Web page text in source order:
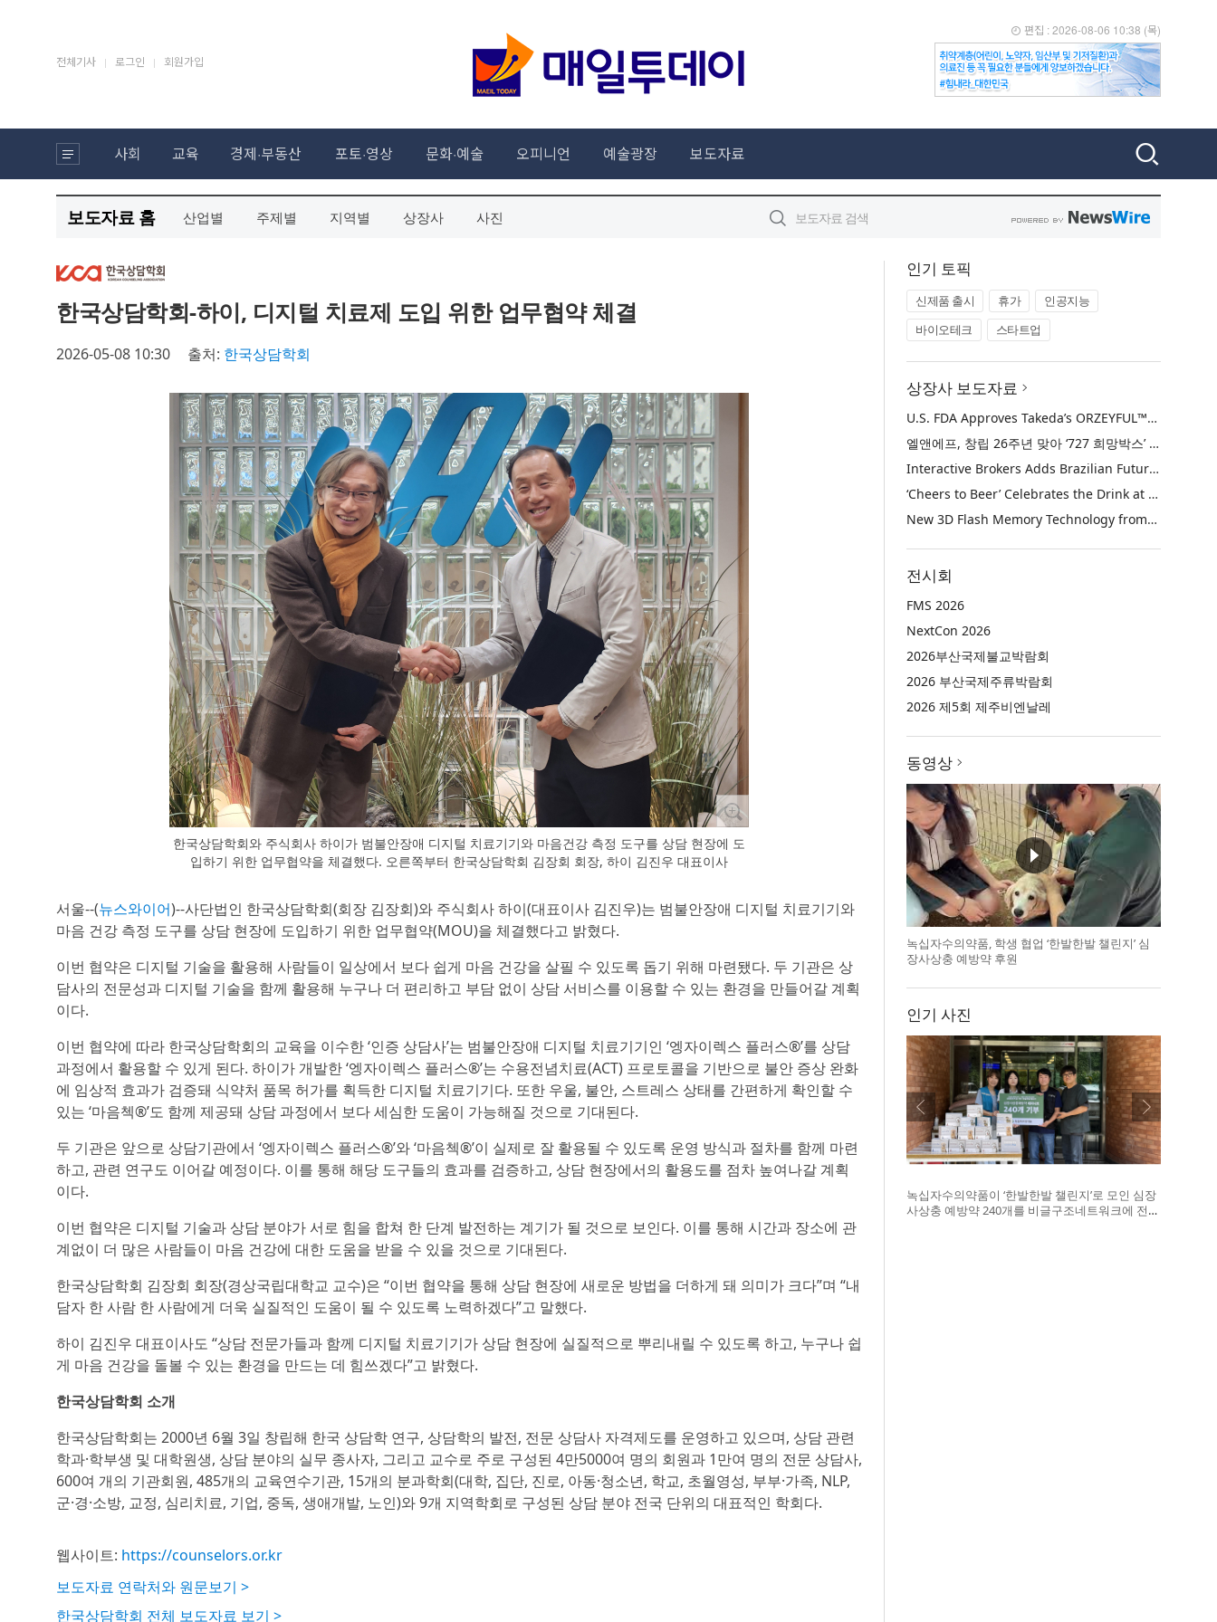
보도자료 홈 산업별 주제별 지역별 상장사 사진
한국상담학회-하이, 디지털 치료제 도입 위한 업무협약 체결
2026-05-08 10:30 출처: 한국상담학회
한국상담학회와 주식회사 하이가 범불안장애 디지털 치료기기와 마음건강 측정 도구를 상담 현장에 도
입하기 위한 업무협약을 체결했다. 오른쪽부터 한국상담학회 김장회 회장, 하이 김진우 대표이사
서울--(뉴스와이어)--사단법인 한국상담학회(회장 김장회)와 주식회사 하이(대표이사 김진우)는 범불안장애 디지털 치료기기와
마음 건강 측정 도구를 상담 현장에 도입하기 위한 업무협약(MOU)을 체결했다고 밝혔다.
이번 협약은 디지털 기술을 활용해 사람들이 일상에서 보다 쉽게 마음 건강을 살필 수 있도록 돕기 위해 마련됐다. 두 기관은 상
담사의 전문성과 디지털 기술을 함께 활용해 누구나 더 편리하고 부담 없이 상담 서비스를 이용할 수 있는 환경을 만들어갈 계획
이다.
이번 협약에 따라 한국상담학회의 교육을 이수한 ‘인증 상담사’는 범불안장애 디지털 치료기기인 ‘엥자이렉스 플러스®’를 상담
과정에서 활용할 수 있게 된다. 하이가 개발한 ‘엥자이렉스 플러스®’는 수용전념치료(ACT) 프로토콜을 기반으로 불안 증상 완화
에 임상적 효과가 검증돼 식약처 품목 허가를 획득한 디지털 치료기기다. 또한 우울, 불안, 스트레스 상태를 간편하게 확인할 수
있는 ‘마음첵®’도 함께 제공돼 상담 과정에서 보다 세심한 도움이 가능해질 것으로 기대된다.
두 기관은 앞으로 상담기관에서 ‘엥자이렉스 플러스®’와 ‘마음첵®’이 실제로 잘 활용될 수 있도록 운영 방식과 절차를 함께 마련
하고, 관련 연구도 이어갈 예정이다. 이를 통해 해당 도구들의 효과를 검증하고, 상담 현장에서의 활용도를 점차 높여나갈 계획
이다.
이번 협약은 디지털 기술과 상담 분야가 서로 힘을 합쳐 한 단계 발전하는 계기가 될 것으로 보인다. 이를 통해 시간과 장소에 관
계없이 더 많은 사람들이 마음 건강에 대한 도움을 받을 수 있을 것으로 기대된다.
한국상담학회 김장회 회장(경상국립대학교 교수)은 “이번 협약을 통해 상담 현장에 새로운 방법을 더하게 돼 의미가 크다”며 “내
담자 한 사람 한 사람에게 더욱 실질적인 도움이 될 수 있도록 노력하겠다”고 말했다.
하이 김진우 대표이사도 “상담 전문가들과 함께 디지털 치료기기가 상담 현장에 실질적으로 뿌리내릴 수 있도록 하고, 누구나 쉽
게 마음 건강을 돌볼 수 있는 환경을 만드는 데 힘쓰겠다”고 밝혔다.
한국상담학회 소개
한국상담학회는 2000년 6월 3일 창립해 한국 상담학 연구, 상담학의 발전, 전문 상담사 자격제도를 운영하고 있으며, 상담 관련
학과·학부생 및 대학원생, 상담 분야의 실무 종사자, 그리고 교수로 주로 구성된 4만5000여 명의 회원과 1만여 명의 전문 상담사,
600여 개의 기관회원, 485개의 교육연수기관, 15개의 분과학회(대학, 집단, 진로, 아동·청소년, 학교, 초월영성, 부부·가족, NLP,
군·경·소방, 교정, 심리치료, 기업, 중독, 생애개발, 노인)와 9개 지역학회로 구성된 상담 분야 전국 단위의 대표적인 학회다.
웹사이트: https://counselors.or.kr
보도자료 연락처와 원문보기 >
한국상담학회 전체 보도자료 보기 >
인기 토픽
신제품 출시 휴가
인공지능
바이오테크
스타트업
상장사 보도자료
U.S. FDA Approves Takeda’s ORZEYFUL™ (oveporexton), the First and Only Medicine to Treat the Underlying Cause of Narcolepsy Type 1
엘앤에프, 창립 26주년 맞아 ‘727 희망박스’ 나눔 캠페인 진행… 임직원과 함께 대구 지역사회 상생 실천
Interactive Brokers Adds Brazilian Futures through Brazil’s B3 Exchange
‘Cheers to Beer’ Celebrates the Drink at the Heart of Life’s Meaningful Moments
New 3D Flash Memory Technology from Kioxia and Sandisk Achieves Industry’s Highest Bit Density for QLC NAND
전시회
FMS 2026
NextCon 2026
2026부산국제불교박람회
2026 부산국제주류박람회
2026 제5회 제주비엔날레
동영상
녹십자수의약품, 학생 협업 ‘한발한발 챌린지’ 심
장사상충 예방약 후원
인기 사진
녹십자수의약품이 ‘한발한발 챌린지’로 모인 심장
사상충 예방약 240개를 비글구조네트워크에 전달